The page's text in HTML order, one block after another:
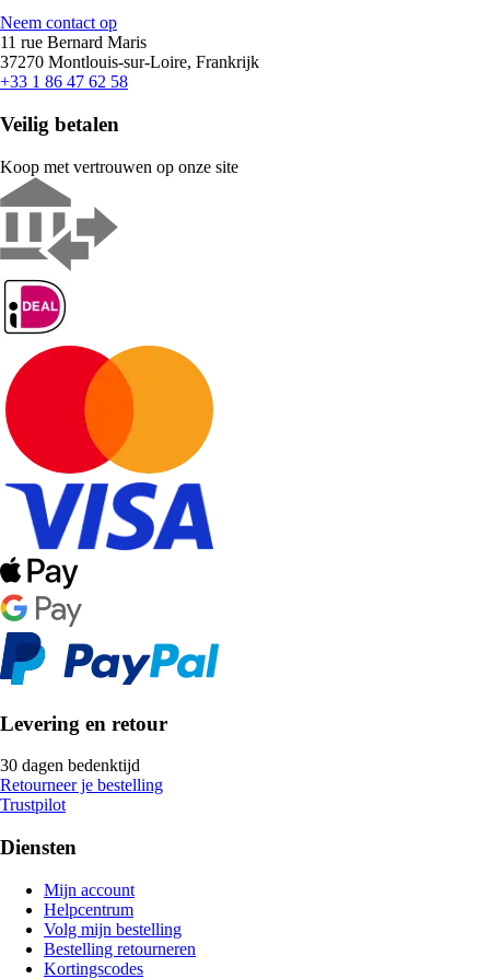
Neem contact op
11 rue Bernard Maris
37270 Montlouis-sur-Loire, Frankrijk
+33 1 86 47 62 58
Veilig betalen
Koop met vertrouwen op onze site
Levering en retour
30 dagen bedenktijd
Retourneer je bestelling
Trustpilot
Diensten
Mijn account
Helpcentrum
Volg mijn bestelling
Bestelling retourneren
Kortingscodes